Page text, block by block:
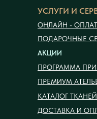
УСЛУГИ И
АКЦИИ
ОНЛАЙН -
ПОДАРОЧНЫЕ
ПРОГРАММА
ПРЕМИУМ
КАТАЛОГ ТКАНЕЙ
ДОСТАВКА И